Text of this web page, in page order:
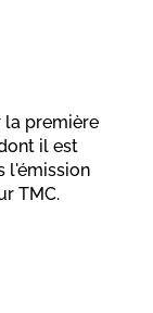
la première
il est
l'émission
TMC.